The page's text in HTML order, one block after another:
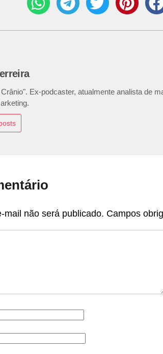
Ex-podcaster, atualmente analista de
mail não será publicado. Campos